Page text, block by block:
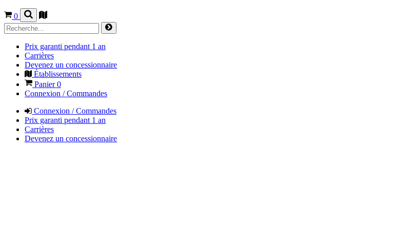
0
Prix garanti pendant 1 an
Carrières
Devenez un concessionnaire
Établissements
Panier0
Connexion / Commandes
Connexion / Commandes
Prix garanti pendant 1 an
Carrières
Devenez un concessionnaire